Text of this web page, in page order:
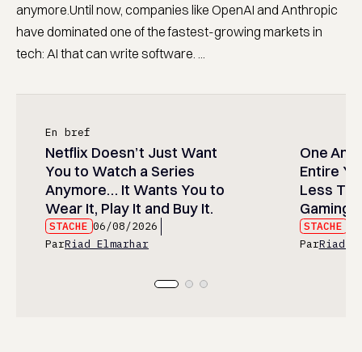
anymore.Until now, companies like OpenAI and Anthropic
have dominated one of the fastest-growing markets in
tech: AI that can write software. ...
En bref
Netflix Doesn’t Just Want
You to Watch a Series
Anymore… It Wants You to
Wear It, Play It and Buy It.
STACHE 06/08/2026
ParRiad Elmarhar
One
Entire
Less
Gaming
STACHE
ParRiad